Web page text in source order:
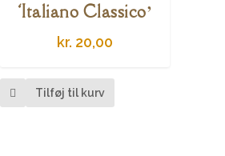
‘Italiano Classico’
kr. 20,00
Tilføj til kurv